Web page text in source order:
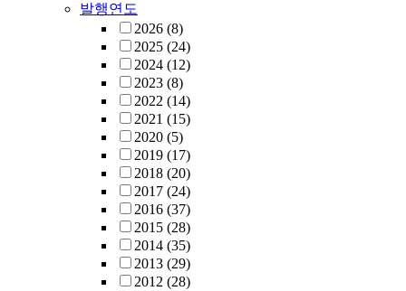
발행연도
2026 (8)
2025 (24)
2024 (12)
2023 (8)
2022 (14)
2021 (15)
2020 (5)
2019 (17)
2018 (20)
2017 (24)
2016 (37)
2015 (28)
2014 (35)
2013 (29)
2012 (28)